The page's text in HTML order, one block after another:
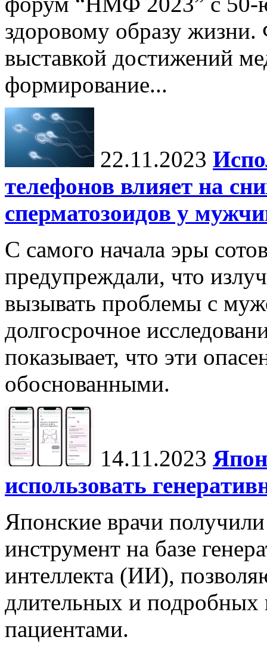
здоровому образу
выставкой достижений
формирование...
22.11.2023
телефонов влияет на
сперматозоидов у
С самого начала эры
предупреждали, что
вызывать проблемы с
долгосрочное
показывает, что эти
обоснованными.
14.11.2023
использовать
Японские врачи
инструмент на базе
интеллекта (ИИ),
длительных и подробных
пациентами.